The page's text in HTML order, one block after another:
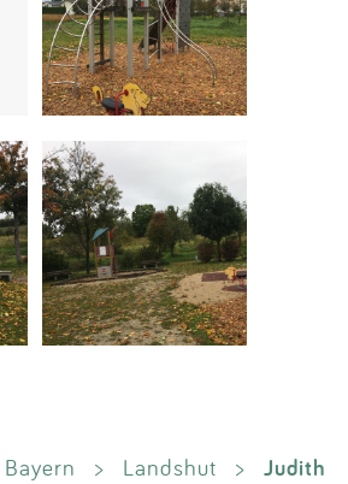
Impressum
Anmelden
Bayern > Landshut >
Judith